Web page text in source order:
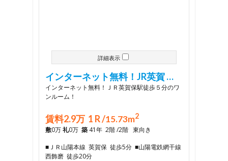
詳細表示
インターネット無料！JR英賀 …
インターネット無料！ＪＲ英賀保駅徒歩５分のワ
ンルーム！
賃料2.9万 1 R /15.73m2
敷0万礼0万 築 41年 2階 /2階 東向き
■ＪＲ山陽本線 英賀保 徒歩5分 ■山陽電鉄網干線
西飾磨 徒歩20分